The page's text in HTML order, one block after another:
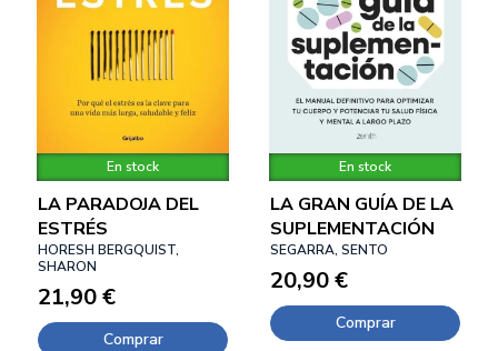
En stock
LA PARADOJA DEL
ESTRÉS
HORESH BERGQUIST,
SHARON
21,90 €
Comprar
En stock
LA GRAN GUÍA DE LA
SUPLEMENTACIÓN
SEGARRA, SENTO
20,90 €
Comprar